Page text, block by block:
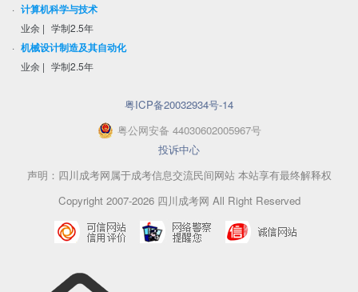
· 计算机科学与技术
业余 | 学制2.5年
· 机械设计制造及其自动化
业余 | 学制2.5年
粤ICP备20032934号-14
粤公网安备 44030602005967号
投诉中心
声明：四川成考网属于成考信息交流民间网站 本站享有最终解释权
Copyright 2007-2026 四川成考网 All Right Reserved